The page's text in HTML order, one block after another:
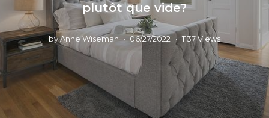
plutôt que vide?
byAnne Wiseman 06/27/2022 1137 Views